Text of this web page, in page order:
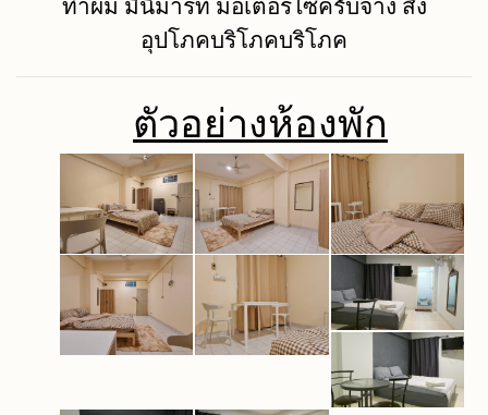
ทำผม มินิมาร์ท มอเตอร์ไซค์รับจ้าง สิ่ง
อุปโภคบริโภคบริโภค
ตัวอย่างห้องพัก